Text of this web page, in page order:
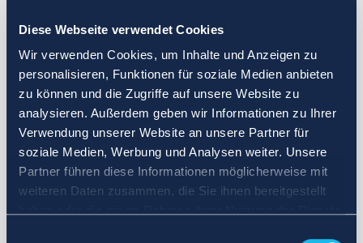
Diese Webseite verwendet Cookies
Wir verwenden Cookies, um Inhalte und Anzeigen zu
personalisieren, Funktionen für soziale Medien anbieten
zu können und die Zugriffe auf unsere Website zu
analysieren. Außerdem geben wir Informationen zu Ihrer
Verwendung unserer Website an unsere Partner für
soziale Medien, Werbung und Analysen weiter. Unsere
Partner führen diese Informationen möglicherweise mit
weiteren Daten zusammen, die Sie ihnen bereitgestellt